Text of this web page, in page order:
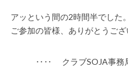
アッという間の2時間半でした。
ご参加の皆様、ありがとうござ
‥‥ クラブSOJA事